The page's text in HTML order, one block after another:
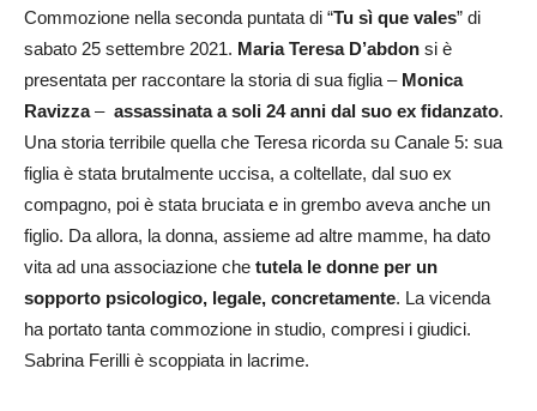
Commozione nella seconda puntata di “Tu sì que vales” di
sabato 25 settembre 2021. Maria Teresa D’abdon si è
presentata per raccontare la storia di sua figlia – Monica
Ravizza– assassinata a soli 24 anni dal suo ex fidanzato.
Una storia terribile quella che Teresa ricorda su Canale 5: sua
figlia è stata brutalmente uccisa, a coltellate, dal suo ex
compagno, poi è stata bruciata e in grembo aveva anche un
figlio. Da allora, la donna, assieme ad altre mamme, ha dato
vita ad una associazione che tutela le donne per un
sopporto psicologico, legale, concretamente. La vicenda
ha portato tanta commozione in studio, compresi i giudici.
Sabrina Ferilli è scoppiata in lacrime.